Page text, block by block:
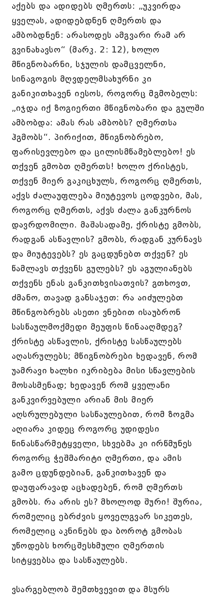
აქებს და ადიდებს ღმერთს: „უკვირდა
ყველას, ადიდებდნენ ღმერთს და
ამბობდნენ: არასოდეს ამგვარი რამ არ
გვინახავსო“ (მარკ. 2: 12), ხოლო
მწიგნობარნი, სჯულის დამცველნი,
სინაგოგის მღვდელმსახურნი კი
განიკითხავენ იესოს, როგორც მგმობელს:
„იჯდა იქ ზოგიერთი მწიგნობარი და გულში
ამბობდა: ამას რას ამბობს? ღმერთსა
ჰგმობს“. პირიქით, მწიგნობრებო,
ფარისევლებო და ცილისმწამებლებო! ეს
თქვენ გმობთ ღმერთს! ხოლო ქრისტეს,
თქვენ მიერ გაკიცხულს, როგორც ღმერთს,
აქვს ძალაუფლება მიუტევოს ცოდვები, მას,
როგორც ღმერთს, აქვს ძალა განკურნოს
დავრდომილი. მაშასადამე, ქრისტე გმობს,
რადგან ასწავლის? გმობს, რადგან კურნავს
და მიუტევებს? ეს გაცდუნებთ თქვენ? ეს
წამლავს თქვენს გულებს? ეს აგულიანებს
თქვენს ენას განკითხვისათვის? გთხოვთ,
ძმანო, თავად განსაჯეთ: რა აიძულებთ
მწინგობრებს ასეთი ვნებით ისაუბრონ
სასწაულმოქმედი მეუფის წინააღმდეგ?
ქრისტე ასწავლის, ქრისტე სასწაულებს
აღასრულებს; მწიგნობრები ხედავენ, რომ
უამრავი ხალხი იკრიბება მისი სწავლების
მოსასმენად; ხედავენ რომ ყველანი
განკვირვებული არიან მის მიერ
აღსრულებული სასწაულებით, რომ ზოგმა
აღიარა კიდეც როგორც უდიდესი
წინასწარმეტყველი, სხვებმა კი ირწმუნეს
როგორც ჭეშმარიტი ღმერთი, და ამის
გამო ცდუნდებიან, განკითხავენ და
დაუფარავად აცხადებენ, რომ ღმერთს
გმობს. რა არის ეს? მხოლოდ შური! შურია,
რომელიც ებრძვის ყოველგვარ სიკეთეს,
რომელიც აკნინებს და ბოროტ გმობას
უწოდებს ხორცშესხმული ღმერთის
სიტყვებსა და სასწაულებს.
ვსარგებლობ შემთხვევით და მსურს